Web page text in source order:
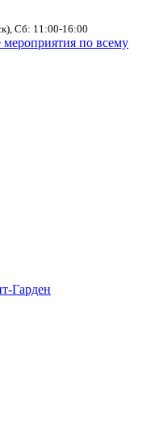
Сб: 11:00-16:00
по всему
Гарден